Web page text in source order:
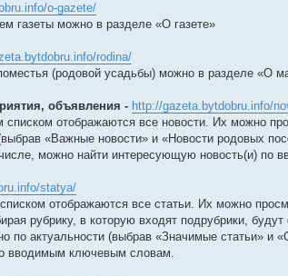
o-gazete/
газеты можно в разделе «О газете»
rodina/
(родовой усадьбы) можно в разделе «О
объявления - http://gazeta.bytdobru.info/
отображаются все новости. Их можно
«Важные новости» и «Новости родовых
можно найти интересующую новость(и) по
statya/
отображаются все статьи. Их можно
рубрику, в которую входят подрубрики,
по актуальности (выбрав «Значимые статьи» и
вводимым ключевым словам.